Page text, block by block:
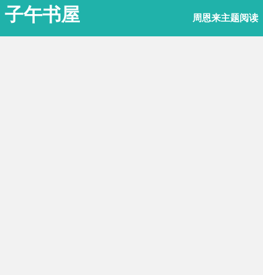
子午书屋 周恩来主题阅读